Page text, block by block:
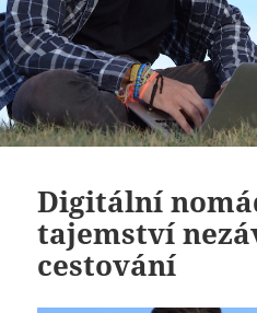
Digitální
tajemství
cestování